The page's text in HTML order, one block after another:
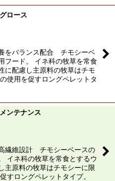
ロース
をバランス配合 チモシーベ
フード。 イネ科の牧草を常食
に配慮し主原料の牧草はチモ
使用を促すロングペレットタ
ンテナンス
繊維設計 チモシーベースの
イネ科の牧草を常食とするウ
主原料の牧草はチモシーに限
すロングペレットタイプ。